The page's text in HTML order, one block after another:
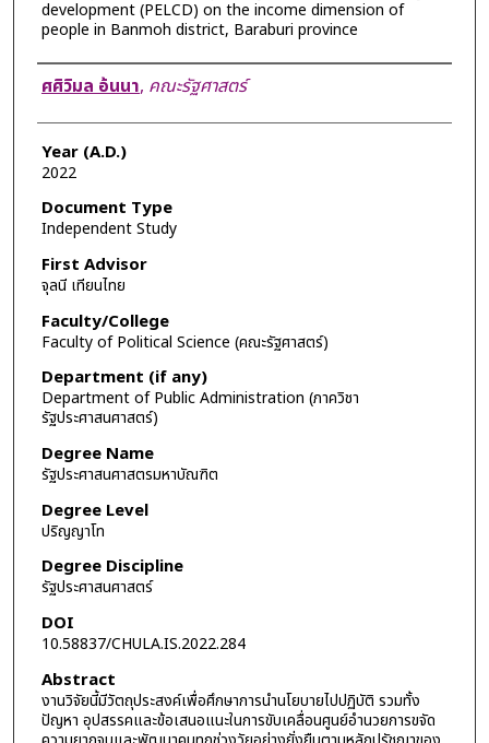
development (PELCD) on the income dimension of
people in Banmoh district, Baraburi province
Author
ศศิวิมล อ้นนา, คณะรัฐศาสตร์
Year (A.D.)
2022
Document Type
Independent Study
First Advisor
จุลนี เทียนไทย
Faculty/College
Faculty of Political Science (คณะรัฐศาสตร์)
Department (if any)
Department of Public Administration (ภาควิชา
รัฐประศาสนศาสตร์)
Degree Name
รัฐประศาสนศาสตรมหาบัณฑิต
Degree Level
ปริญญาโท
Degree Discipline
รัฐประศาสนศาสตร์
DOI
10.58837/CHULA.IS.2022.284
Abstract
งานวิจัยนี้มีวัตถุประสงค์เพื่อศึกษาการนำนโยบายไปปฏิบัติ รวมทั้ง
ปัญหา อุปสรรคและข้อเสนอแนะในการขับเคลื่อนศูนย์อำนวยการขจัด